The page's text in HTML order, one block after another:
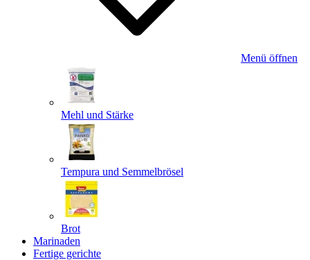
Menü öffnen
Mehl und Stärke
Tempura und Semmelbrösel
Brot
Marinaden
Fertige gerichte